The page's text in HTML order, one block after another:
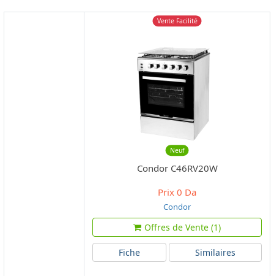
Vente Facilité
Neuf
Condor C46RV20W
Prix 0 Da
Condor
Offres de Vente (1)
Fiche Similaires